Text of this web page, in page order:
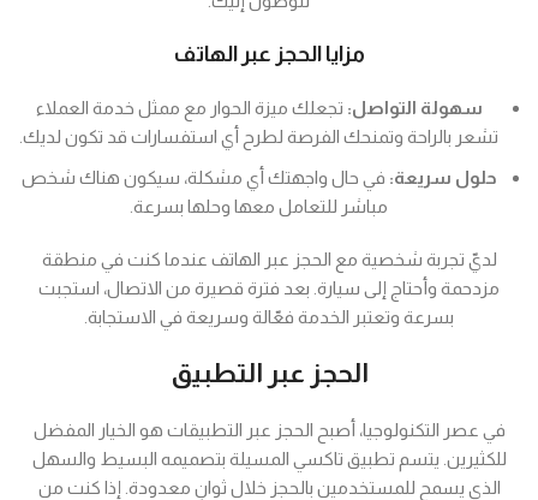
مزايا الحجز عبر الهاتف
سهولة التواصل: تجعلك ميزة الحوار مع ممثل خدمة العملاء
تشعر بالراحة وتمنحك الفرصة لطرح أي استفسارات قد تكون لديك.
حلول سريعة: في حال واجهتك أي مشكلة، سيكون هناك شخص
مباشر للتعامل معها وحلها بسرعة.
لديّ تجربة شخصية مع الحجز عبر الهاتف عندما كنت في منطقة
مزدحمة وأحتاج إلى سيارة. بعد فترة قصيرة من الاتصال، استجبت
بسرعة وتعتبر الخدمة فعّالة وسريعة في الاستجابة.
الحجز عبر التطبيق
في عصر التكنولوجيا، أصبح الحجز عبر التطبيقات هو الخيار المفضل
للكثيرين. يتسم تطبيق تاكسي المسيلة بتصميمه البسيط والسهل
الذي يسمح للمستخدمين بالحجز خلال ثوانٍ معدودة. إذا كنت من